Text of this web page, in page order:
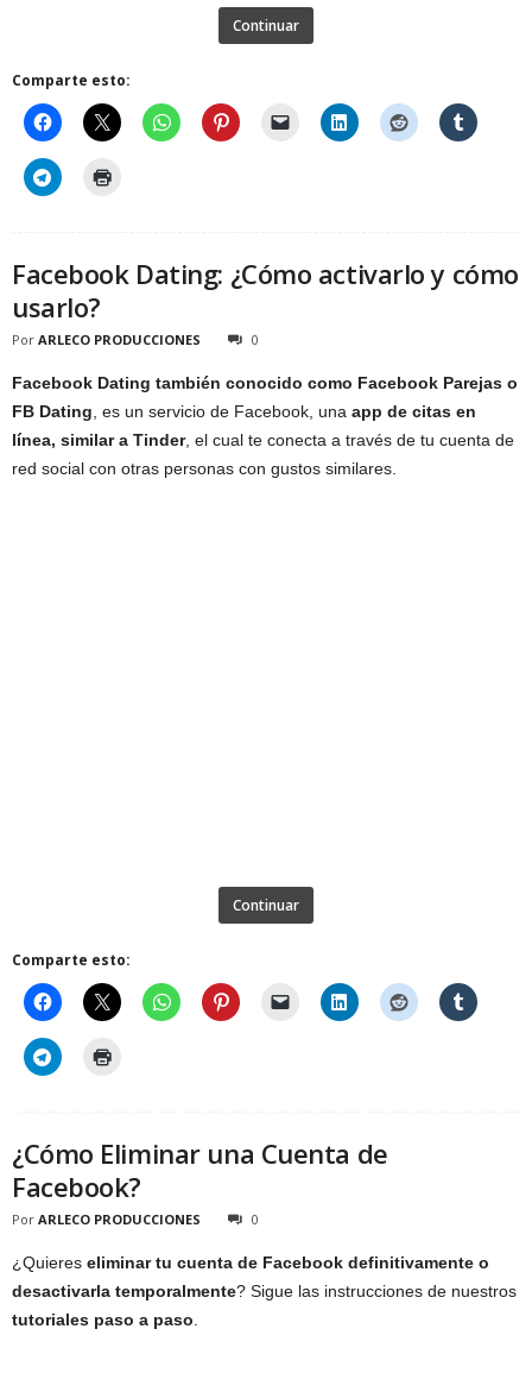
Continuar
Comparte esto:
Facebook Dating: ¿Cómo activarlo y cómo
usarlo?
Por ARLECO PRODUCCIONES 0
Facebook Dating también conocido como Facebook Parejas o
FB Dating , es un servicio de Facebook, una app de citas en
línea, similar a Tinder, el cual te conecta a través de tu cuenta de
red social con otras personas con gustos similares.
Continuar
Comparte esto:
¿Cómo Eliminar una Cuenta de
Facebook?
Por ARLECO PRODUCCIONES 0
¿Quieres eliminar tu cuenta de Facebook definitivamente o
desactivarla temporalmente? Sigue las instrucciones de nuestros
tutoriales paso a paso